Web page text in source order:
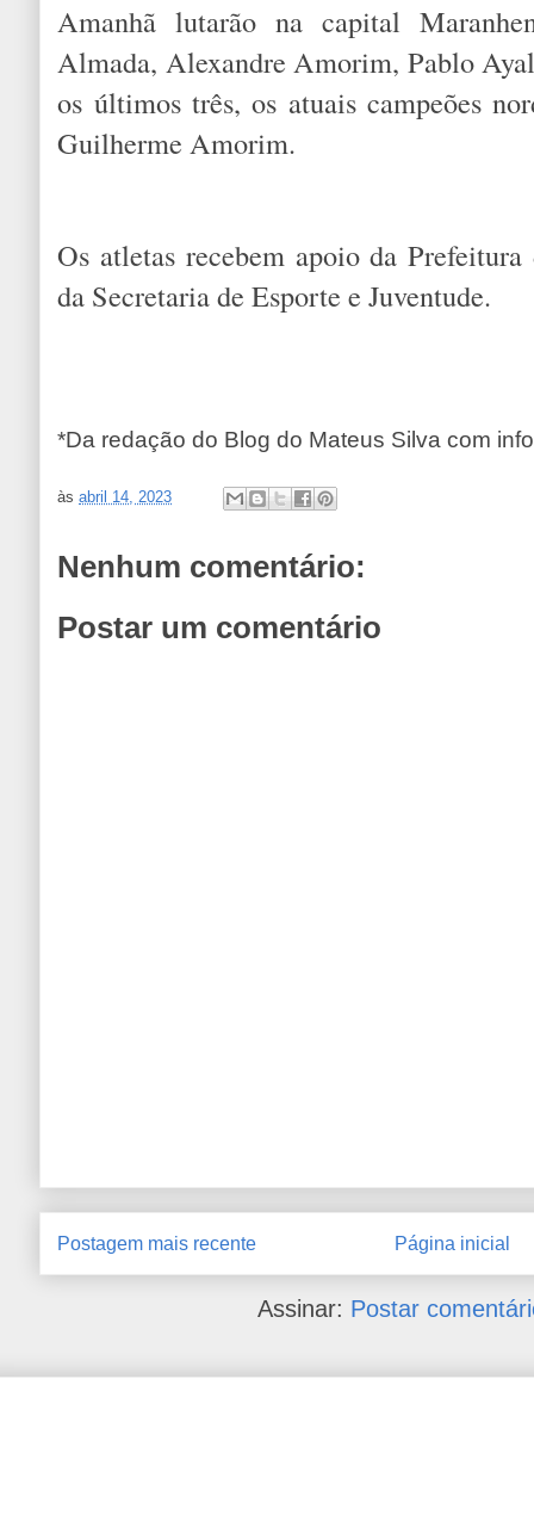
Amanhã lutarão na capital
Almada, Alexandre Amorim, Pablo
os últimos três, os atuais campeões
Guilherme Amorim.
Os atletas recebem apoio da
da Secretaria de Esporte e Juventude.
*Da redação do Blog do Mateus Silva com
àsabril 14, 2023
Nenhum comentário:
Postar um comentário
Postagem mais recente Página inicial
Assinar: Postar